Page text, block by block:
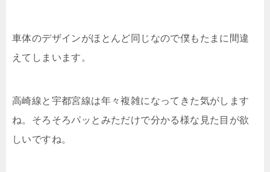
車体のデザインがほとんど同じなので僕もたまに間違
えてしまいます。
高崎線と宇都宮線は年々複雑になってきた気がします
ね。そろそろパッとみただけで分かる様な見た目が欲
しいですね。